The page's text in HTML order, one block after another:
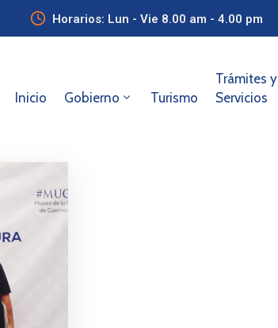
Horarios: Lun - Vie 8.00 am - 4.00 pm
Inicio Gobierno Turismo
Trámites y
Servicios